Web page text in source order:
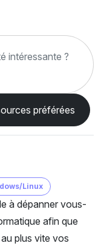
intéressante ?
préférées
Linux
à dépanner vous-
afin que
plus vite vos